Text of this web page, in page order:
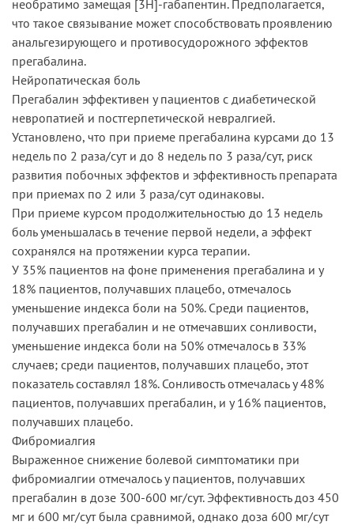
необратимо замещая [3Н]-габапентин. Предполагается,
что такое связывание может способствовать проявлению
анальгезирующего и противосудорожного эффектов
прегабалина.
Нейропатическая боль
Прегабалин эффективен у пациентов с диабетической
невропатией и постгерпетической невралгией.
Установлено, что при приеме прегабалина курсами до 13
недель по 2 раза/сут и до 8 недель по 3 раза/сут, риск
развития побочных эффектов и эффективность препарата
при приемах по 2 или 3 раза/сут одинаковы.
При приеме курсом продолжительностью до 13 недель
боль уменьшалась в течение первой недели, а эффект
сохранялся на протяжении курса терапии.
У 35% пациентов на фоне применения прегабалина и у
18% пациентов, получавших плацебо, отмечалось
уменьшение индекса боли на 50%. Среди пациентов,
получавших прегабалин и не отмечавших сонливости,
уменьшение индекса боли на 50% отмечалось в 33%
случаев; среди пациентов, получавших плацебо, этот
показатель составлял 18%. Сонливость отмечалась у 48%
пациентов, получавших прегабалин, и у 16% пациентов,
получавших плацебо.
Фибромиалгия
Выраженное снижение болевой симптоматики при
фибромиалгии отмечалось у пациентов, получавших
прегабалин в дозе 300-600 мг/сут. Эффективность доз 450
мг и 600 мг/сут была сравнимой, однако доза 600 мг/сут